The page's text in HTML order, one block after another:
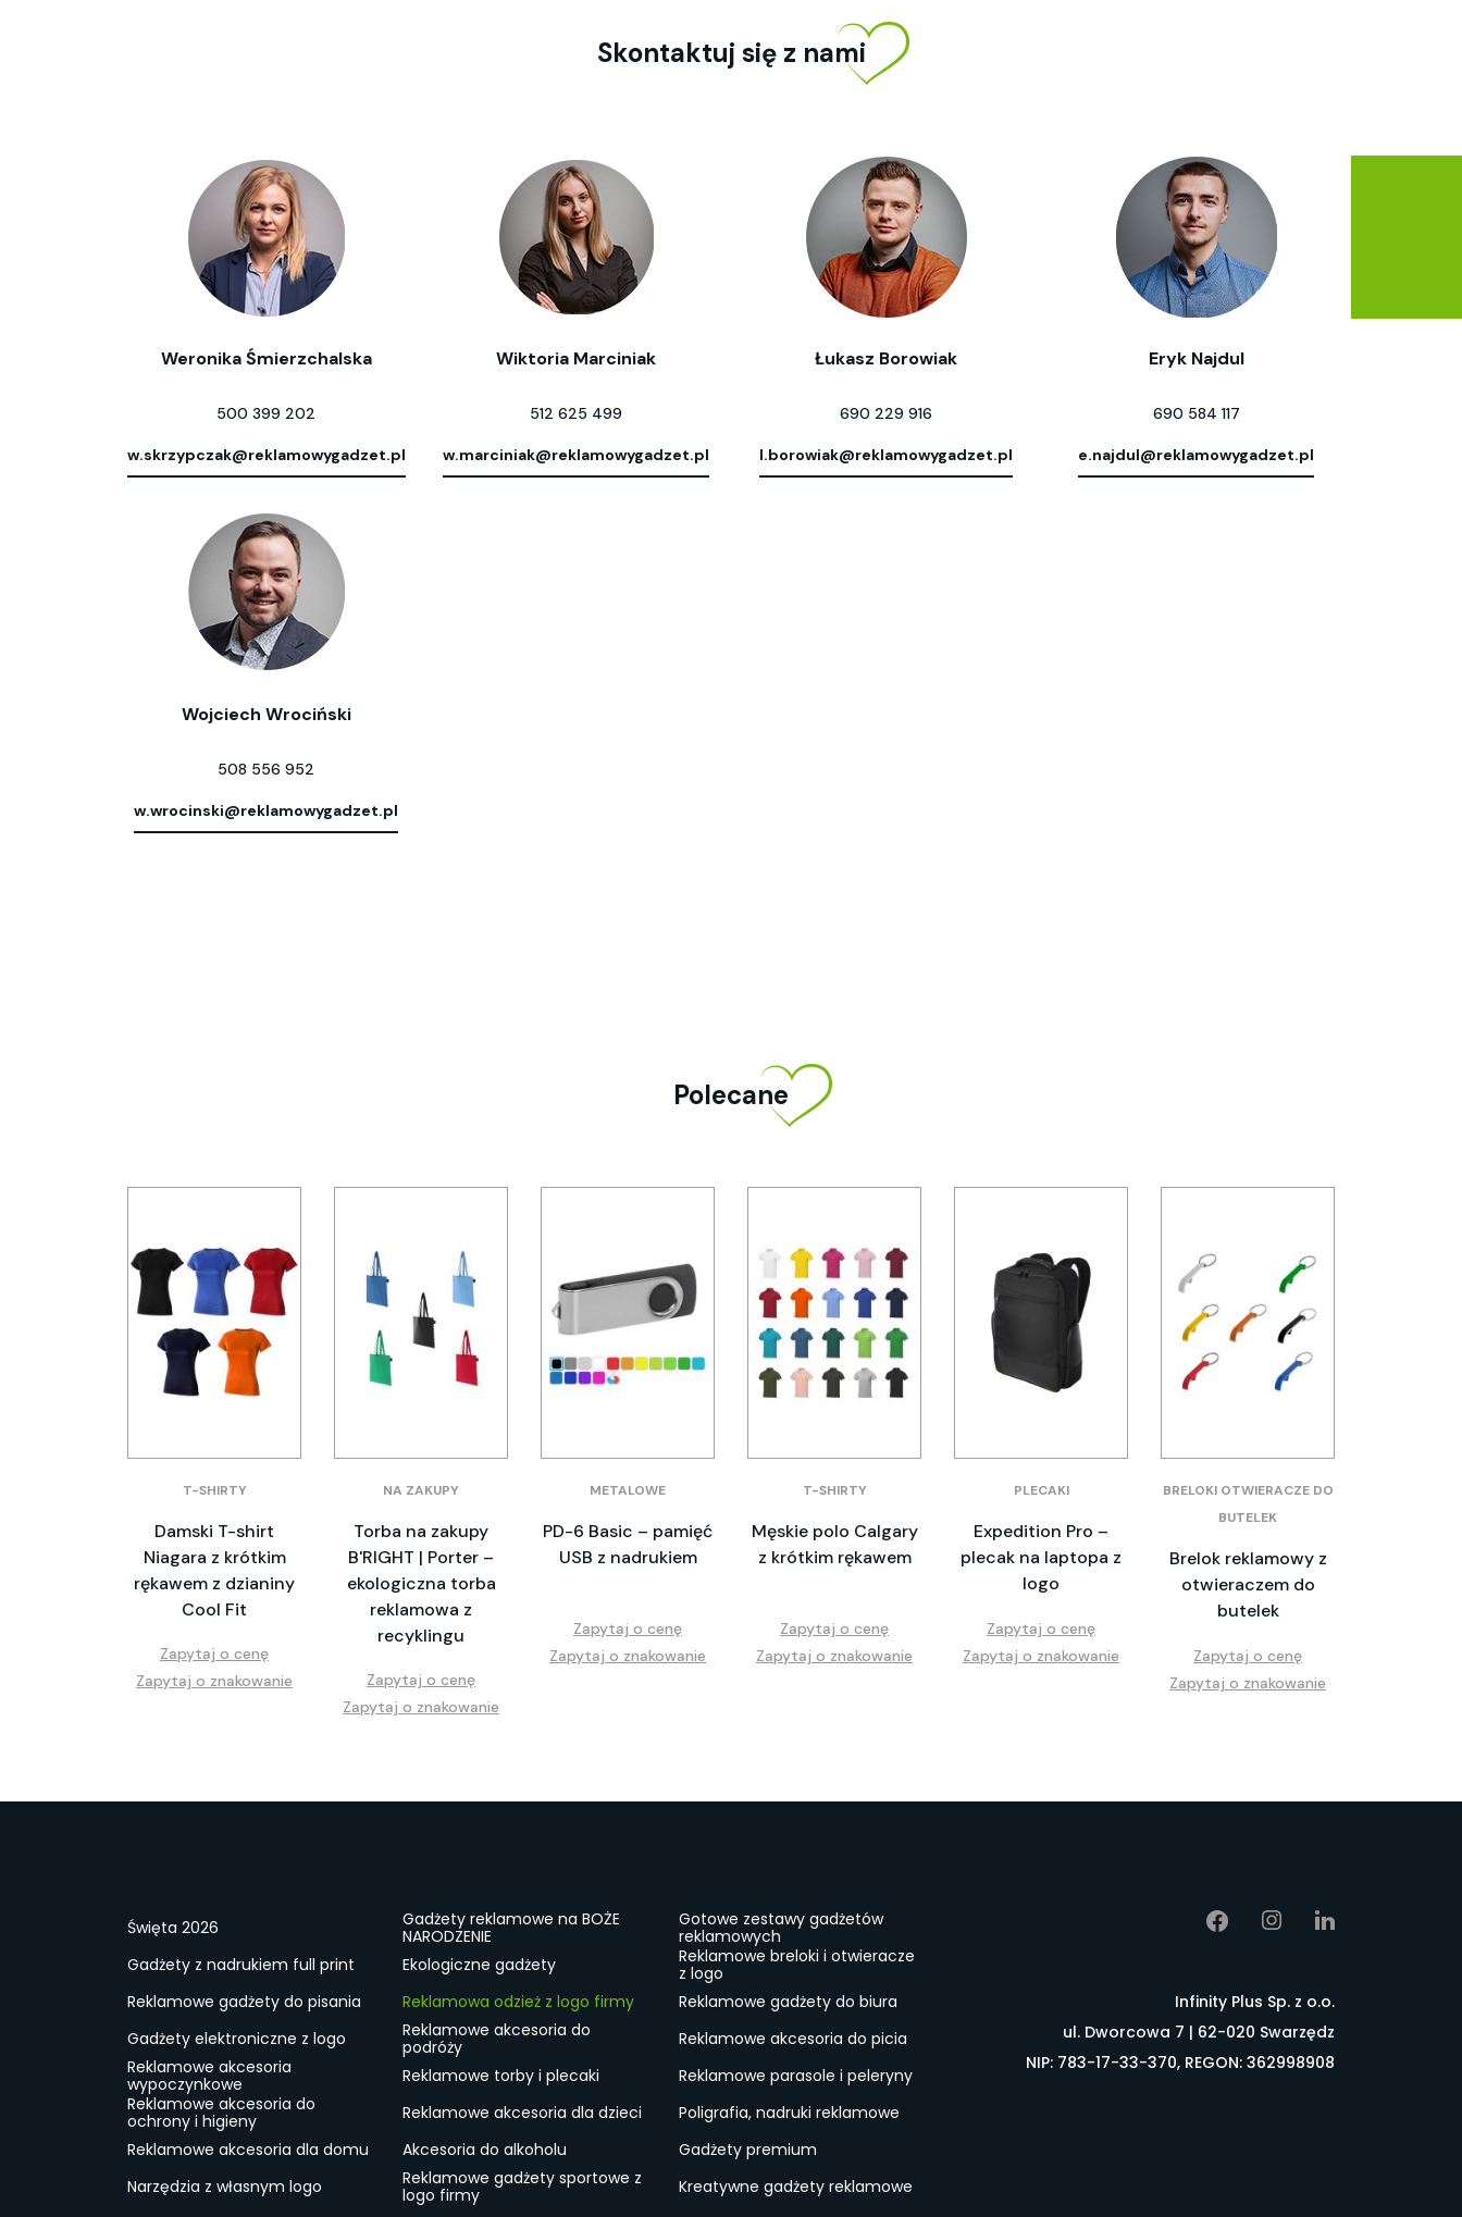
Skontaktuj się z nami
Weronika Śmierzchalska
500 399 202
w.skrzypczak@reklamowygadzet.pl
Wiktoria Marciniak
512 625 499
w.marciniak@reklamowygadzet.pl
Łukasz Borowiak
690 229 916
l.borowiak@reklamowygadzet.pl
Eryk Najdul
690 584 117
e.najdul@reklamowygadzet.pl
Wojciech Wrociński
508 556 952
w.wrocinski@reklamowygadzet.pl
Polecane
T-SHIRTY
Damski T-shirt
Niagara z krótkim
rękawem z dzianiny
Cool Fit
Zapytaj o cenę
Zapytaj o znakowanie
NA ZAKUPY
Torba na zakupy
B'RIGHT | Porter –
ekologiczna torba
reklamowa z
recyklingu
Zapytaj o cenę
Zapytaj o znakowanie
METALOWE
PD-6 Basic – pamięć
USB z nadrukiem
Zapytaj o cenę
Zapytaj o znakowanie
T-SHIRTY
Męskie polo Calgary
z krótkim rękawem
Zapytaj o cenę
Zapytaj o znakowanie
PLECAKI
Expedition Pro –
plecak na laptopa z
logo
Zapytaj o cenę
Zapytaj o znakowanie
BRELOKI OTWIERACZE DO
BUTELEK
Brelok reklamowy z
otwieraczem do
butelek
Zapytaj o cenę
Zapytaj o znakowanie
Święta 2026
Gadżety reklamowe na BOŻE
NARODZENIE
Gotowe zestawy gadżetów
reklamowych
Gadżety z nadrukiem full print
Ekologiczne gadżety
Reklamowe breloki i otwieracze
z logo
Reklamowe gadżety do pisania
Reklamowa odzież z logo firmy
Reklamowe gadżety do biura
Gadżety elektroniczne z logo
Reklamowe akcesoria do
podróży
Reklamowe akcesoria do picia
Reklamowe akcesoria
wypoczynkowe
Reklamowe torby i plecaki
Reklamowe parasole i peleryny
Reklamowe akcesoria do
ochrony i higieny
Reklamowe akcesoria dla dzieci
Poligrafia, nadruki reklamowe
Reklamowe akcesoria dla domu
Akcesoria do alkoholu
Gadżety premium
Narzędzia z własnym logo
Reklamowe gadżety sportowe z
logo firmy
Kreatywne gadżety reklamowe
Infinity Plus Sp. z o.o.
ul. Dworcowa 7 | 62-020 Swarzędz
NIP: 783-17-33-370, REGON: 362998908